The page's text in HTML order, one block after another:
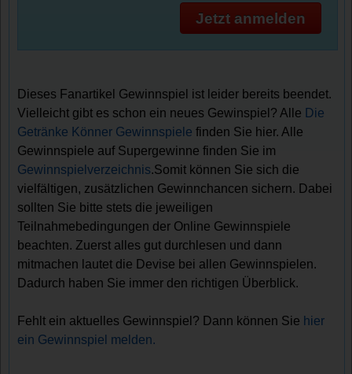
Jetzt anmelden
Dieses Fanartikel Gewinnspiel ist leider bereits beendet.
Vielleicht gibt es schon ein neues Gewinspiel? Alle Die
Getränke Könner Gewinnspiele finden Sie hier. Alle
Gewinnspiele auf Supergewinne finden Sie im
Gewinnspielverzeichnis.Somit können Sie sich die
vielfältigen, zusätzlichen Gewinnchancen sichern. Dabei
sollten Sie bitte stets die jeweiligen
Teilnahmebedingungen der Online Gewinnspiele
beachten. Zuerst alles gut durchlesen und dann
mitmachen lautet die Devise bei allen Gewinnspielen.
Dadurch haben Sie immer den richtigen Überblick.
Fehlt ein aktuelles Gewinnspiel? Dann können Sie hier
ein Gewinnspiel melden.